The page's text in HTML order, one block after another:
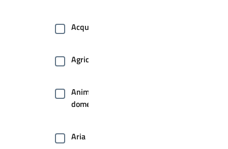
Acqua
Agricoltura
Animale
domestico
Aria